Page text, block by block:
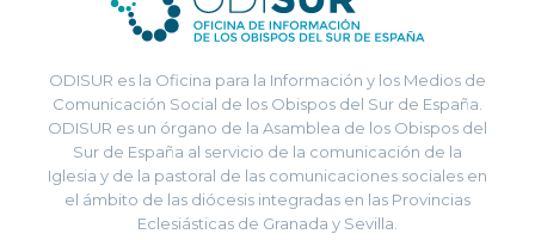
ODISUR es la Oficina para la Información y los Medios de
Comunicación Social de los Obispos del Sur de España.
ODISUR es un órgano de la Asamblea de los Obispos del
Sur de España al servicio de la comunicación de la
Iglesia y de la pastoral de las comunicaciones sociales en
el ámbito de las diócesis integradas en las Provincias
Eclesiásticas de Granada y Sevilla.